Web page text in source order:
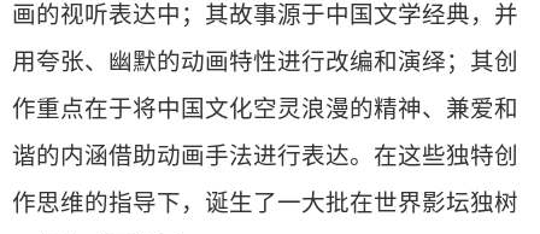
画的视听表达中；其故事源于中国文学经典，并
用夸张、幽默的动画特性进行改编和演绎；其创
作重点在于将中国文化空灵浪漫的精神、兼爱和
谐的内涵借助动画手法进行表达。在这些独特创
作思维的指导下，诞生了一大批在世界影坛独树